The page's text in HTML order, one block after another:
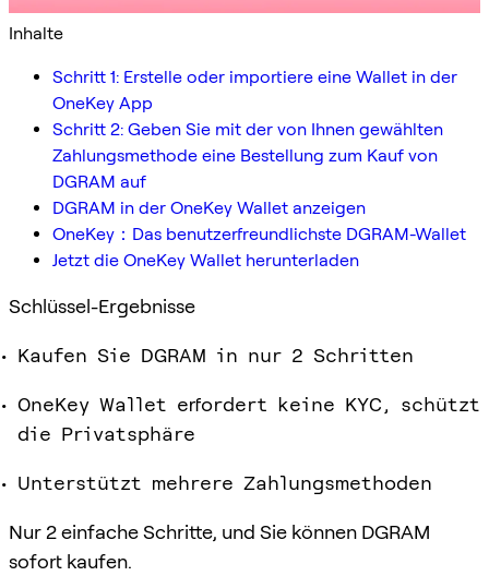
Inhalte
Schritt 1: Erstelle oder importiere eine Wallet in der
OneKey App
Schritt 2: Geben Sie mit der von Ihnen gewählten
Zahlungsmethode eine Bestellung zum Kauf von
DGRAM auf
DGRAM in der OneKey Wallet anzeigen
OneKey：Das benutzerfreundlichste DGRAM-Wallet
Jetzt die OneKey Wallet herunterladen
Schlüssel-Ergebnisse
Kaufen Sie DGRAM in nur 2 Schritten
OneKey Wallet erfordert keine KYC, schützt
die Privatsphäre
Unterstützt mehrere Zahlungsmethoden
Nur 2 einfache Schritte, und Sie können DGRAM
sofort kaufen.